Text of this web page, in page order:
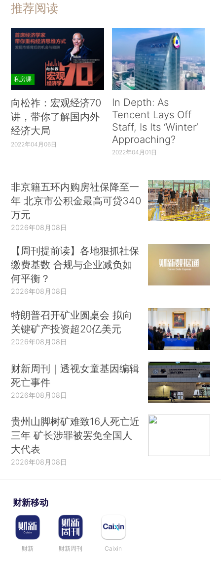
推荐阅读
私房课
向松祚：宏观经济70
讲，带你了解国内外
经济大局
2022年04月06日
In Depth: As
Tencent Lays Off
Staff, Is Its ‘Winter’
Approaching?
2022年04月01日
非京籍五环内购房社保降至一
年 北京市公积金最高可贷340
万元
2026年08月08日
【周刊提前读】各地狠抓社保
缴费基数 合规与企业减负如
何平衡？
2026年08月08日
特朗普召开矿业圆桌会 拟向
关键矿产投资超20亿美元
2026年08月08日
财新周刊｜透视女童基因编辑
死亡事件
2026年08月08日
贵州山脚树矿难致16人死亡近
三年 矿长涉罪被罢免全国人
大代表
2026年08月08日
财新移动
财新 财新周刊 Caixin